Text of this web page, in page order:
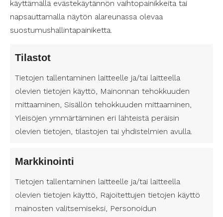
käyttämällä evästekäytännön vaihtopainikkeita tai
napsauttamalla näytön alareunassa olevaa
suostumushallintapainiketta.
Tilastot
Tietojen tallentaminen laitteelle ja/tai laitteella
olevien tietojen käyttö, Mainonnan tehokkuuden
mittaaminen, Sisällön tehokkuuden mittaaminen,
Yleisöjen ymmärtäminen eri lähteistä peräisin
olevien tietojen, tilastojen tai yhdistelmien avulla.
Markkinointi
Tietojen tallentaminen laitteelle ja/tai laitteella
olevien tietojen käyttö, Rajoitettujen tietojen käyttö
mainosten valitsemiseksi, Personoidun
Henkilökohtainen avustaja
helposti!
Työllistämme jo yli 3 000 avustajaa
ympäri Suomea. Valitse itsellesi
luotettava henkilökohtainen avustaja
Tahdotko avustajan?
Täytä yhteystietosi – olemme
sinuun yhteydessä!